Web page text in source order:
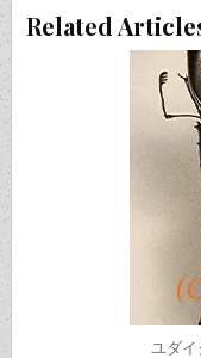
Related
ユダ